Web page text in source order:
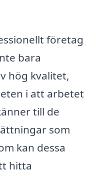
företag
bara
hög kvalitet,
i att arbetet
till de
som
kan dessa
hitta